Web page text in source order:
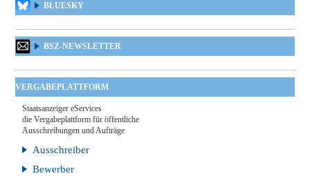
BLUESKY
BSZ-NEWSLETTER
VERGABEPLATTFORM
Staatsanzeiger eServices
die Vergabeplattform für öffentliche
Ausschreibungen und Aufträge
Ausschreiber
Bewerber